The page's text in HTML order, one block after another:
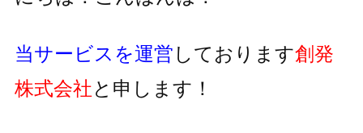
当サービスを運営 しております創発
株式会社と申します！